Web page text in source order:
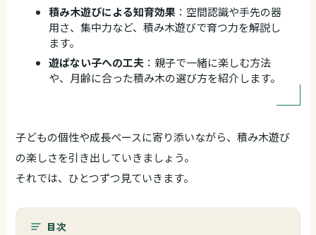
積み木遊びによる知育効果 ：空間認識や手先の器
用さ、集中力など、積み木遊びで育つ力を解説し
ます。
遊ばない子への工夫：親子で一緒に楽しむ方法
や、月齢に合った積み木の選び方を紹介します。
子どもの個性や成長ペースに寄り添いながら、積み木遊び
の楽しさを引き出していきましょう。
それでは、ひとつずつ見ていきます。
目次